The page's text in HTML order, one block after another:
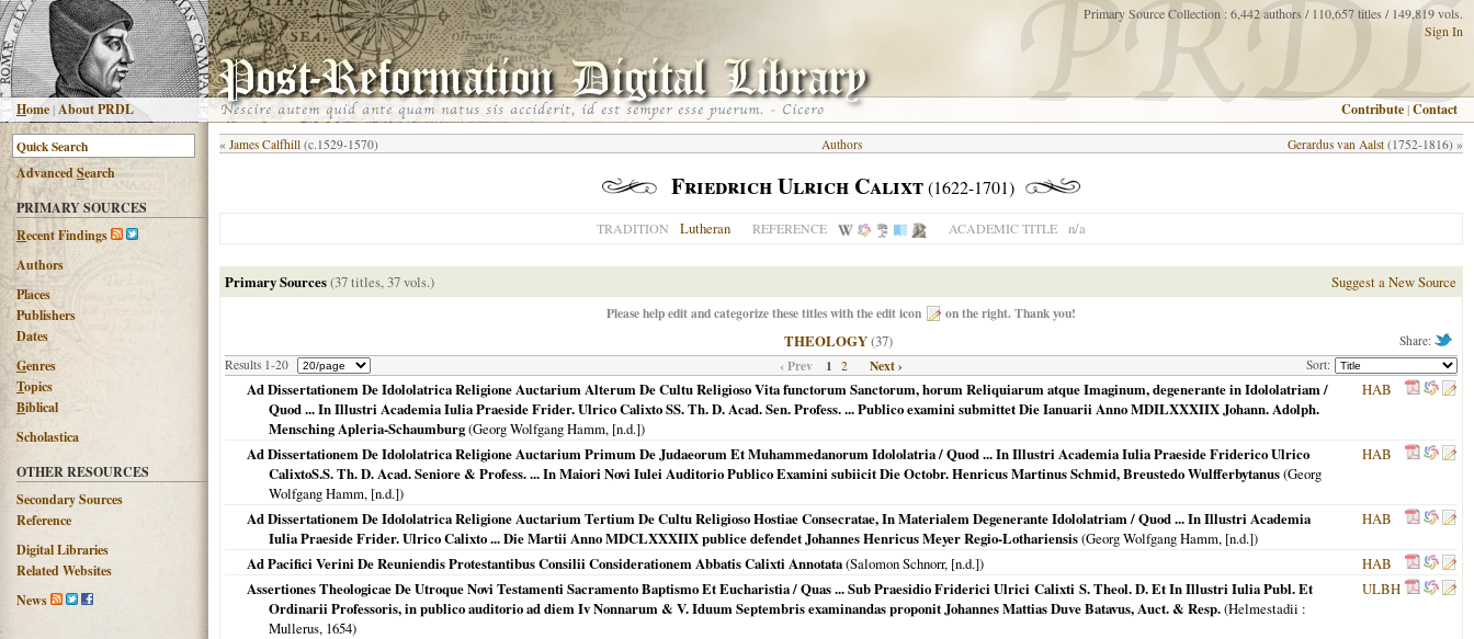
Home |About PRDL
Primary Source Collection : 6,442 authors / 110,657 titles / 149,819 vols.
Sign In
Contribute |Contact
AdvancedSearch
PRIMARY SOURCES
Recent Findings
Authors
Places
Publishers
Dates
Genres
Topics
Biblical
Scholastica
OTHER RESOURCES
Secondary Sources
Reference
Digital Libraries
Related Websites
News
« James Calfhill (c.1529-1570) Gerardus van Aalst (1752-1816) »
Authors
Friedrich Ulrich Calixt(1622-1701)
TRADITION Lutheran REFERENCE ACADEMIC TITLE n/a
Primary Sources(37 titles, 37 vols.) Suggest a New Source
Please help edit and categorize these titles with the edit icon on the right. Thank you!
Share:
THEOLOGY(37)
Results 1-20 Sort:
‹ Prev 1 2 Next ›
Ad Dissertationem De Idololatrica Religione Auctarium Alterum De Cultu Religioso Vita functorum Sanctorum, horum Reliquiarum atque Imaginum, degenerante in Idololatriam /
Quod ... In Illustri Academia Iulia Praeside Frider. Ulrico Calixto SS. Th. D. Acad. Sen. Profess. ... Publico examini submittet Die Ianuarii Anno MDILXXXIIX Johann. Adolph.
Mensching Apleria-Schaumburg(Georg Wolfgang Hamm, [n.d.])
HAB
Ad Dissertationem De Idololatrica Religione Auctarium Primum De Judaeorum Et Muhammedanorum Idololatria / Quod ... In Illustri Academia Iulia Praeside Friderico Ulrico
CalixtoS.S. Th. D. Acad. Seniore & Profess. ... In Maiori Novi Iulei Auditorio Publico Examini subiicit Die Octobr. Henricus Martinus Schmid, Breustedo Wulfferbytanus(Georg
Wolfgang Hamm, [n.d.])
HAB
Ad Dissertationem De Idololatrica Religione Auctarium Tertium De Cultu Religioso Hostiae Consecratae, In Materialem Degenerante Idololatriam / Quod ... In Illustri Academia
Iulia Praeside Frider. Ulrico Calixto ... Die Martii Anno MDCLXXXIIX publice defendet Johannes Henricus Meyer Regio-Lothariensis(Georg Wolfgang Hamm, [n.d.])
HAB
Ad Pacifici Verini De Reuniendis Protestantibus Consilii Considerationem Abbatis Calixti Annotata(Salomon Schnorr, [n.d.])
HAB
Assertiones Theologicae De Utroque Novi Testamenti Sacramento Baptismo Et Eucharistia / Quas ... Sub Praesidio Friderici Ulrici Calixti S. Theol. D. Et In Illustri Iulia Publ. Et
Ordinarii Professoris, in publico auditorio ad diem Iv Nonnarum & V. Iduum Septembris examinandas proponit Johannes Mattias Duve Batavus, Auct. & Resp.(Helmestadii :
Mullerus, 1654)
ULBH